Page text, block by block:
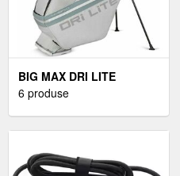
BIG MAX DRI LITE
HYBRID TOUR GEANTA
6 produse